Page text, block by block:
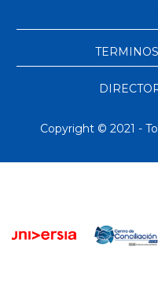
Copyright © 2021 -